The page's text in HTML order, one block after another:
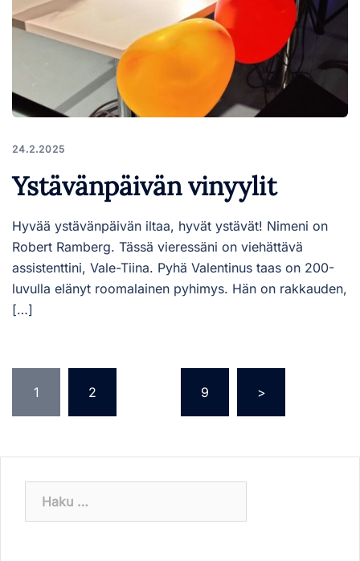
24.2.2025
Ystävänpäivän vinyylit
Hyvää ystävänpäivän iltaa, hyvät ystävät! Nimeni on
Robert Ramberg. Tässä vieressäni on viehättävä
assistenttini, Vale-Tiina. Pyhä Valentinus taas on 200-
luvulla elänyt roomalainen pyhimys. Hän on rakkauden,
[…]
sivutus
1 2 9 >